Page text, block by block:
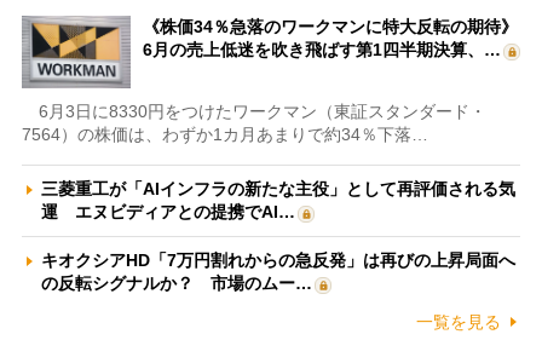
《株価34％急落のワークマンに特大反転の期待》
6月の売上低迷を吹き飛ばす第1四半期決算、…
6月3日に8330円をつけたワークマン（東証スタンダード・
7564）の株価は、わずか1カ月あまりで約34％下落…
三菱重工が「AIインフラの新たな主役」として再評価される気
運 エヌビディアとの提携でAI…
キオクシアHD「7万円割れからの急反発」は再びの上昇局面へ
の反転シグナルか？ 市場のムー…
一覧を見る